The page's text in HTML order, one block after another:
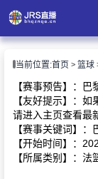
播
讯
当前位置:首页 篮球
【赛事预告】：巴
【友好提示】：
请进入主页查看最
【赛事关键词】
【开始时间】：
【所属类别】：法